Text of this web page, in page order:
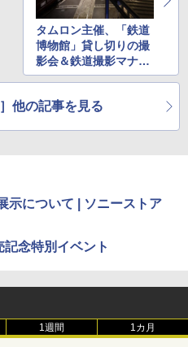
タムロン主催、「鉄道
博物館」貸し切りの撮
影会＆鉄道撮影マナー
講座
他の記事を見る
について | ソニーストア
念特別イベント
1週間 1カ月